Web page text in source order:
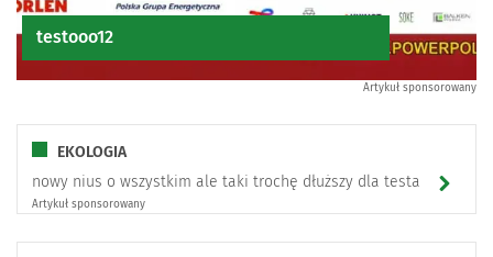
testooo12
Artykuł sponsorowany
EKOLOGIA
nowy nius o wszystkim ale taki trochę dłuższy dla testa
Artykuł sponsorowany